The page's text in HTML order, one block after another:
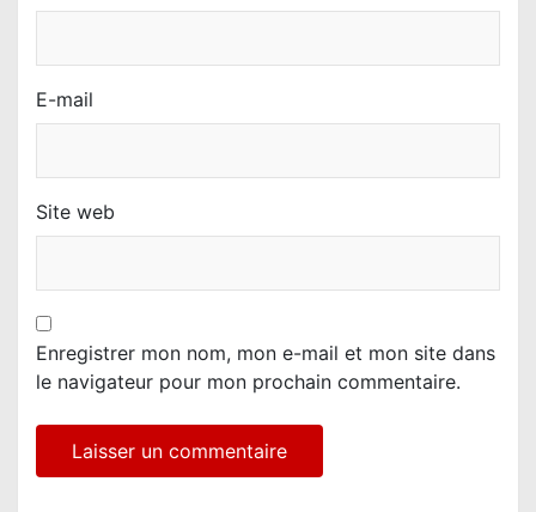
E-mail
Site web
Enregistrer mon nom, mon e-mail et mon site dans
le navigateur pour mon prochain commentaire.